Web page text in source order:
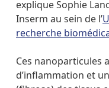
explique Sophie
Inserm au sein de l’
recherche
Ces nanoparticules
d’inflammation et